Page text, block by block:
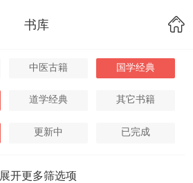
书库
中医古籍 国学经典
道学经典 其它书籍
更新中 已完成
展开更多筛选项